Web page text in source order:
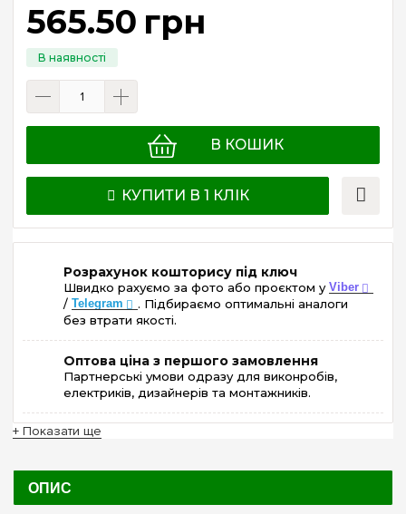
565.50 грн
В КОШИК
КУПИТИ В 1 КЛІК
Розрахунок кошторису під ключ
Швидко рахуємо за фото або проєктом у Viber
/ Telegram
. Підбираємо оптимальні аналоги
без втрати якості.
Оптова ціна з першого замовлення
Партнерські умови одразу для виконробів,
електриків, дизайнерів та монтажників.
+ Показати ще
ОПИС